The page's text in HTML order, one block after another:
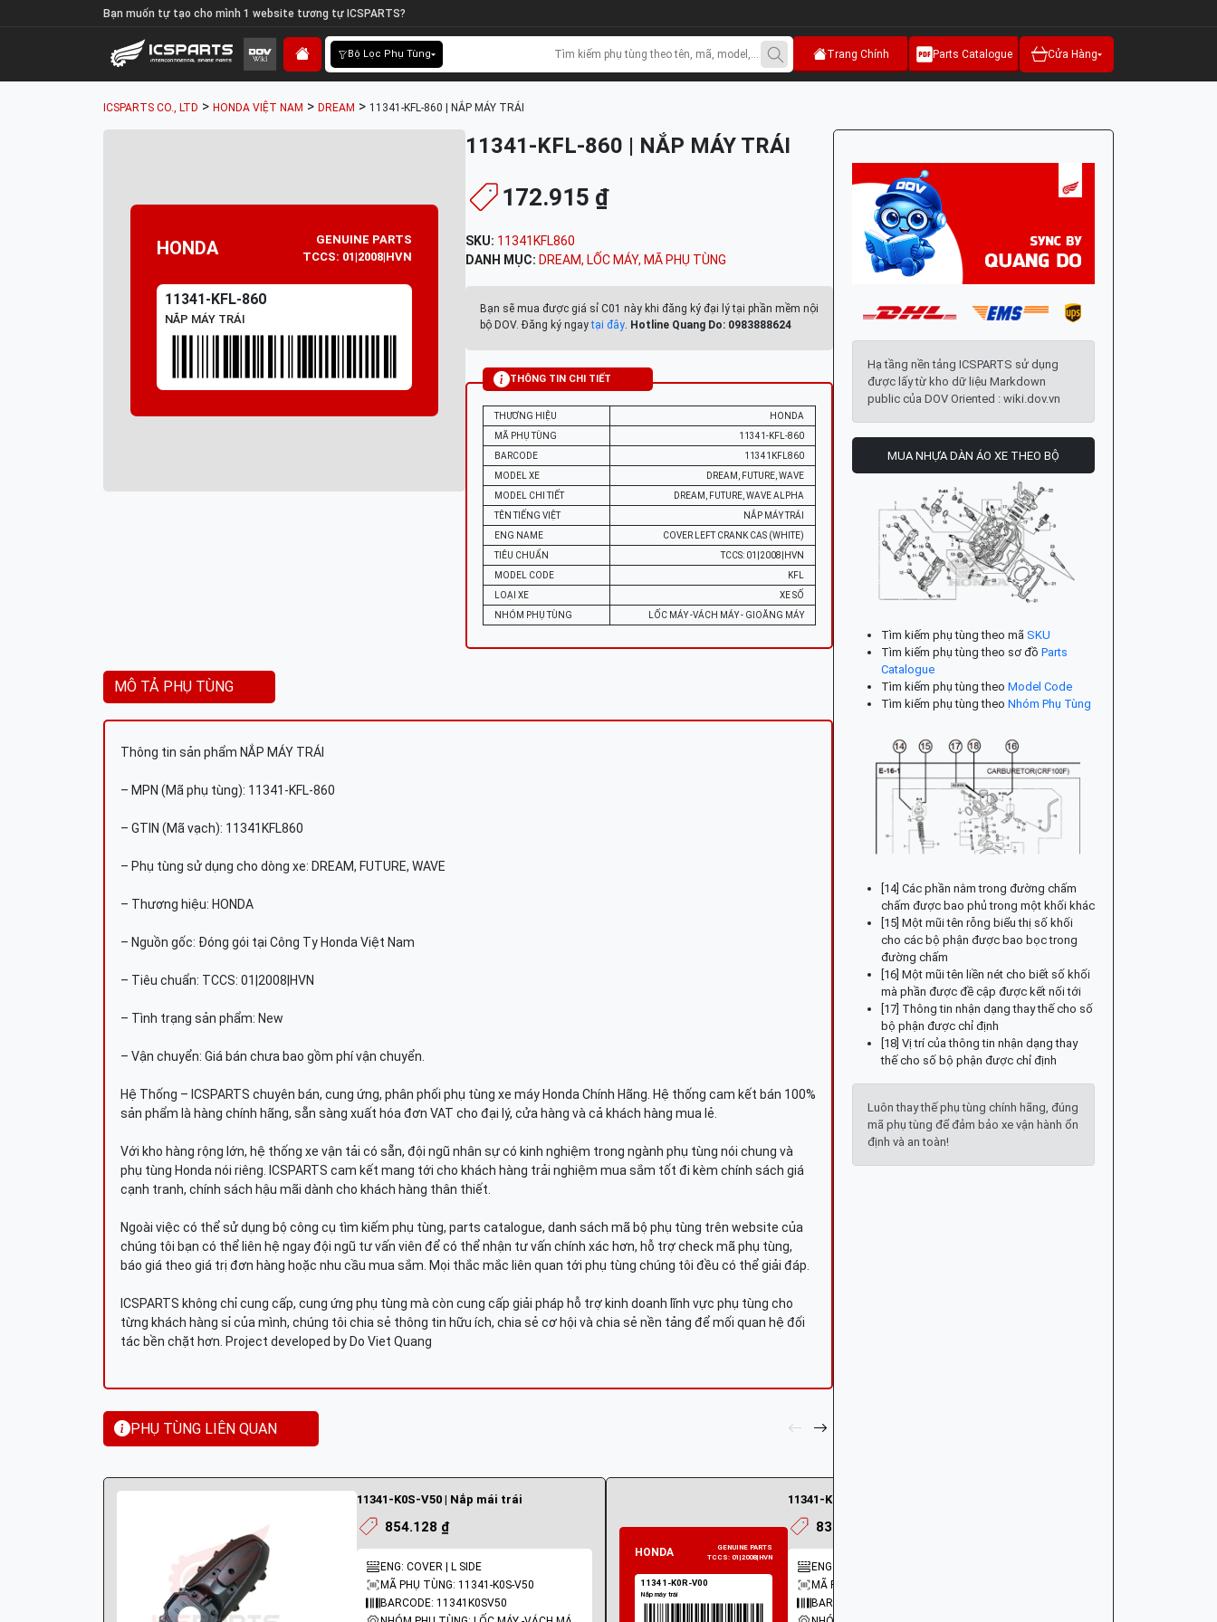
Bạn muốn tự tạo cho mình 1 website tương tự ICSPARTS?
Bộ Lọc Phụ Tùng Trang Chính Parts Catalogue Cửa Hàng
ICSPARTS CO., LTD > HONDA VIỆT NAM > DREAM > 11341-KFL-860 | NẮP MÁY TRÁI
HONDA
GENUINE PARTS
TCCS: 01|2008|HVN
11341-KFL-860
NẮP MÁY TRÁI
11341-KFL-860 | NẮP MÁY TRÁI
172.915 ₫
SKU: 11341KFL860
DANH MỤC: DREAM, LỐC MÁY, MÃ PHỤ TÙNG
Bạn sẽ mua được giá sỉ C01 này khi đăng ký đại lý tại phần mềm nội
bộ DOV. Đăng ký ngaytại đây. Hotline Quang Do: 0983888624
THÔNG TIN CHI TIẾT
THƯƠNG HIỆU
HONDA
MÃ PHỤ TÙNG
11341-KFL-860
BARCODE
11341KFL860
MODEL XE
DREAM, FUTURE, WAVE
MODEL CHI TIẾT
DREAM, FUTURE, WAVE ALPHA
TÊN TIẾNG VIỆT
NẮP MÁY TRÁI
ENG NAME
COVER LEFT CRANK CAS (WHITE)
TIÊU CHUẨN
TCCS: 01|2008|HVN
MODEL CODE
KFL
LOẠI XE
XE SỐ
NHÓM PHỤ TÙNG
LỐC MÁY -VÁCH MÁY - GIOĂNG MÁY
MÔ TẢ PHỤ TÙNG
Thông tin sản phẩm NẮP MÁY TRÁI
– MPN (Mã phụ tùng): 11341-KFL-860
– GTIN (Mã vạch): 11341KFL860
– Phụ tùng sử dụng cho dòng xe: DREAM, FUTURE, WAVE
– Thương hiệu: HONDA
– Nguồn gốc: Đóng gói tại Công Ty Honda Việt Nam
– Tiêu chuẩn: TCCS: 01|2008|HVN
– Tình trạng sản phẩm: New
– Vận chuyển: Giá bán chưa bao gồm phí vận chuyển.
Hệ Thống – ICSPARTS chuyên bán, cung ứng, phân phối phụ tùng xe máy Honda Chính Hãng. Hệ thống cam kết bán 100%
sản phẩm là hàng chính hãng, sẵn sàng xuất hóa đơn VAT cho đại lý, cửa hàng và cả khách hàng mua lẻ.
Với kho hàng rộng lớn, hệ thống xe vận tải có sẵn, đội ngũ nhân sự có kinh nghiệm trong ngành phụ tùng nói chung và
phụ tùng Honda nói riêng. ICSPARTS cam kết mang tới cho khách hàng trải nghiệm mua sắm tốt đi kèm chính sách giá
cạnh tranh, chính sách hậu mãi dành cho khách hàng thân thiết.
Ngoài việc có thể sử dụng bộ công cụ tìm kiếm phụ tùng, parts catalogue, danh sách mã bộ phụ tùng trên website của
chúng tôi bạn có thể liên hệ ngay đội ngũ tư vấn viên để có thể nhận tư vấn chính xác hơn, hỗ trợ check mã phụ tùng,
báo giá theo giá trị đơn hàng hoặc nhu cầu mua sắm. Mọi thắc mắc liên quan tới phụ tùng chúng tôi đều có thể giải đáp.
ICSPARTS không chỉ cung cấp, cung ứng phụ tùng mà còn cung cấp giải pháp hỗ trợ kinh doanh lĩnh vực phụ tùng cho
từng khách hàng sỉ của mình, chúng tôi chia sẻ thông tin hữu ích, chia sẻ cơ hội và chia sẻ nền tảng để mối quan hệ đối
tác bền chặt hơn. Project developed by Do Viet Quang
PHỤ TÙNG LIÊN QUAN
11341-K0S-V50 | Nắp mái trái
854.128 ₫
ENG: COVER | L SIDE
MÃ PHỤ TÙNG: 11341-K0S-V50
BARCODE: 11341K0SV50
11341-K0R-V00 | Nắp máy trái
837.408 ₫
ENG: COVER | L SIDE
MÃ PHỤ TÙNG: 11341-K0R-V00
BARCODE: 11341K0RV00
Hạ tầng nền tảng ICSPARTS sử dụng
được lấy từ kho dữ liệu Markdown
public của DOV Oriented : wiki.dov.vn
MUA NHỰA DÀN ÁO XE THEO BỘ
Tìm kiếm phụ tùng theo mã SKU
Tìm kiếm phụ tùng theo sơ đồ Parts
Catalogue
Tìm kiếm phụ tùng theo Model Code
Tìm kiếm phụ tùng theo Nhóm Phụ Tùng
[14] Các phần nằm trong đường chấm
chấm được bao phủ trong một khối khác
[15] Một mũi tên rỗng biểu thị số khối
cho các bộ phận được bao bọc trong
đường chấm
[16] Một mũi tên liền nét cho biết số khối
mà phần được đề cập được kết nối tới
[17] Thông tin nhận dạng thay thế cho số
bộ phận được chỉ định
[18] Vị trí của thông tin nhận dạng thay
thế cho số bộ phận được chỉ định
Luôn thay thế phụ tùng chính hãng, đúng
mã phụ tùng để đảm bảo xe vận hành ổn
định và an toàn!